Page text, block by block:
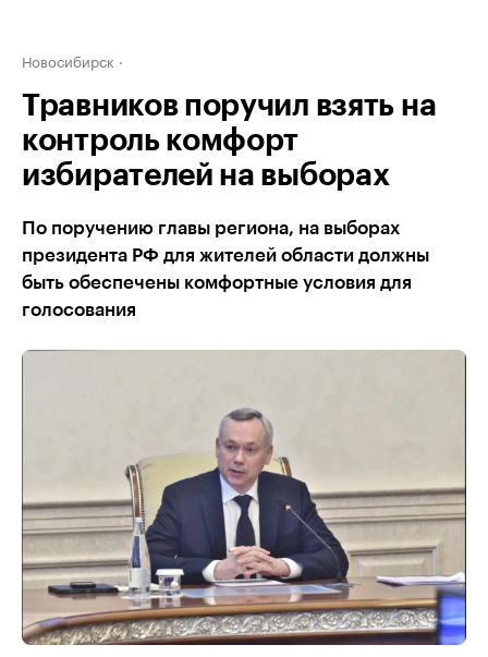
Новосибирск
Травников поручил взять на
контроль комфорт
избирателей на выборах
По поручению главы региона, на выборах
президента РФ для жителей области должны
быть обеспечены комфортные условия для
голосования